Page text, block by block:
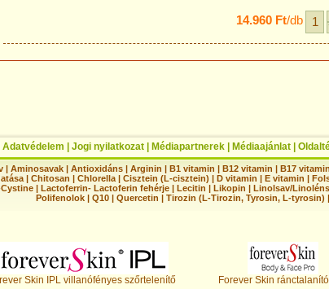
14.960 Ft/db
Adatvédelem Jogi nyilatkozat Médiapartnerek Médiaajánlat
| Aminosavak| Antioxidáns| Arginin | B1 vitamin | B12 vitamin | B17 vitamin
| Chitosan | Chlorella | Cisztein (L-cisztein) | D vitamin | E vitamin |
| Lactoferrin- Lactoferin fehérje | Lecitin | Likopin | Linolsav/
Polifenolok| Q10| Quercetin | Tirozin (L-Tirozin, Tyrosin, L-tyrosin) |
Skin IPL villanófényes szőrtelenítő Forever Skin